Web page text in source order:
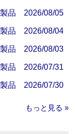
製品 2026/08/05
製品 2026/08/04
製品 2026/08/03
製品 2026/07/31
製品 2026/07/30
もっと見る »